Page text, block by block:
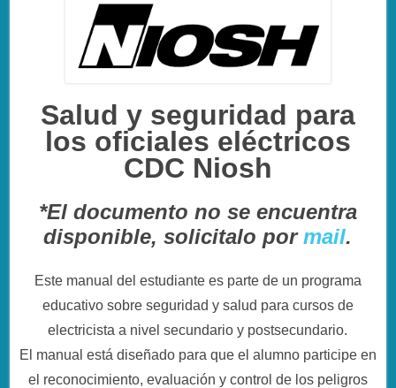
Salud y seguridad para
los oficiales eléctricos
CDC Niosh
*El documento no se encuentra
disponible, solicitalo pormail.
Este manual del estudiante es parte de un programa
educativo sobre seguridad y salud para cursos de
electricista a nivel secundario y postsecundario.
El manual está diseñado para que el alumno participe en
el reconocimiento, evaluación y control de los peligros